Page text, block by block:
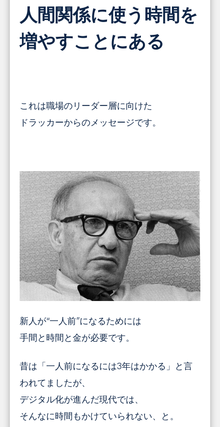
人間関係に使う時間を
増やすことにある
これは職場のリーダー層に向けた
ドラッカーからのメッセージです。
新人が“一人前”になるためには
手間と時間と金が必要です。
昔は「一人前になるには3年はかかる」と言
われてましたが、
デジタル化が進んだ現代では、
そんなに時間もかけていられない、と。